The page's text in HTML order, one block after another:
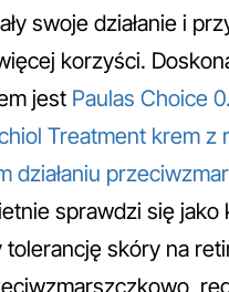
swoje działanie i
korzyści.
jest Paulas Choice
Treatment krem z
działaniu
sprawdzi się jako
tolerancję skóry na